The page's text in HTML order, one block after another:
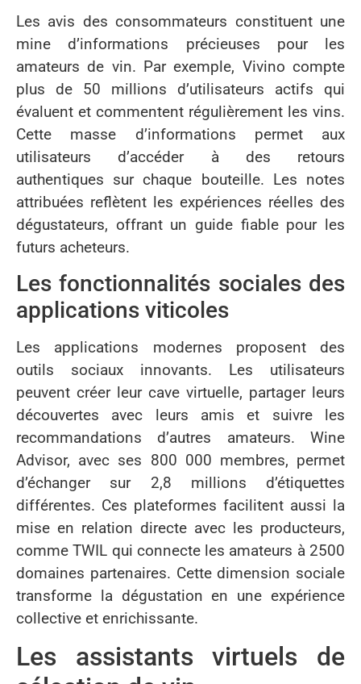
Les avis des consommateurs constituent une
mine d’informations précieuses pour les
amateurs de vin. Par exemple, Vivino compte
plus de 50 millions d’utilisateurs actifs qui
évaluent et commentent régulièrement les vins.
Cette masse d’informations permet aux
utilisateurs d’accéder à des retours
authentiques sur chaque bouteille. Les notes
attribuées reflètent les expériences réelles des
dégustateurs, offrant un guide fiable pour les
futurs acheteurs.
Les fonctionnalités sociales des
applications viticoles
Les applications modernes proposent des
outils sociaux innovants. Les utilisateurs
peuvent créer leur cave virtuelle, partager leurs
découvertes avec leurs amis et suivre les
recommandations d’autres amateurs. Wine
Advisor, avec ses 800 000 membres, permet
d’échanger sur 2,8 millions d’étiquettes
différentes. Ces plateformes facilitent aussi la
mise en relation directe avec les producteurs,
comme TWIL qui connecte les amateurs à 2500
domaines partenaires. Cette dimension sociale
transforme la dégustation en une expérience
collective et enrichissante.
Les assistants virtuels de